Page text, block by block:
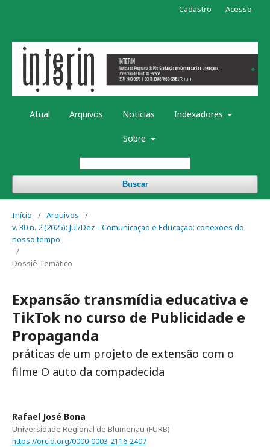
Atual Arquivos Notícias Indexadores
Sobre
Buscar
Cadastro Acesso
Início / Arquivos
/
v. 30 n. 2 (2025): Jul/Dez - Comunicação e Educação: conexões do
nosso tempo
/
Dossiê Temático
Expansão transmídia educativa e
TikTok no curso de Publicidade e
Propaganda
práticas de um projeto de extensão com o
filme O auto da compadecida
Rafael José Bona
Universidade Regional de Blumenau (FURB)
https://orcid.org/0000-0003-2116-2407